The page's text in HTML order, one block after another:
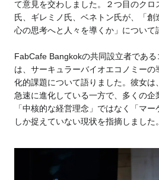
て意見を交わしました。２つ目のクロ
氏、ギレミノ氏、ベネトン氏が、「創
心の思考へと人々を導くか」について
FabCafe Bangkokの共同設立者であ
は、サーキュラーバイオエコノミーの
化的課題について語りました。彼女は
急速に進化している一方で、多くの企
「中核的な経営理念」ではなく「マ
しか捉えていない現状を指摘しました。